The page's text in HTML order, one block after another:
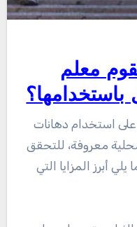
معلم
باستخدامها؟
استخدام دهانات
معروفة، للتحقق
أبرز المزايا التي